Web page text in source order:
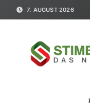
7. AUGUST 2026